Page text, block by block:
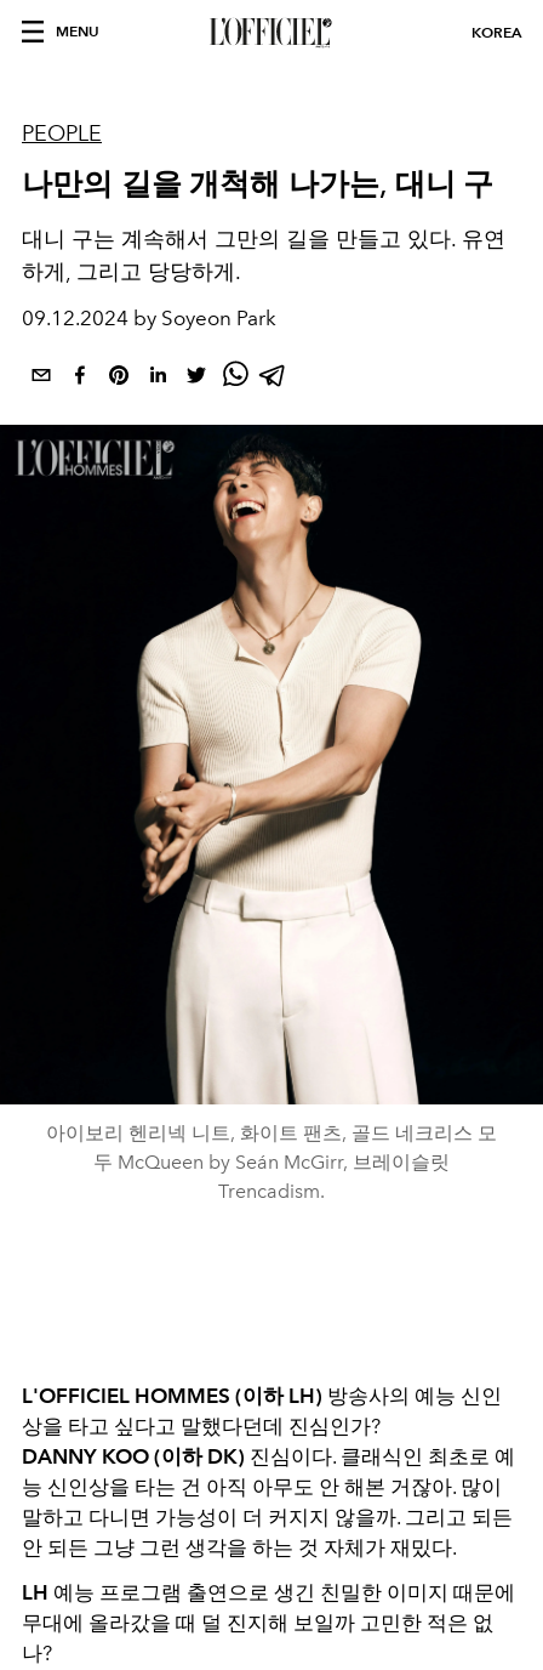
MENU KOREA
PEOPLE
나만의 길을 개척해 나가는, 대니 구
대니 구는 계속해서 그만의 길을 만들고 있다. 유연
하게, 그리고 당당하게.
09.12.2024 by Soyeon Park
아이보리 헨리넥 니트, 화이트 팬츠, 골드 네크리스 모
두 McQueen by Seán McGirr, 브레이슬릿
Trencadism.
L'OFFICIEL HOMMES (이하 LH) 방송사의 예능 신인
상을 타고 싶다고 말했다던데 진심인가?
DANNY KOO (이하 DK) 진심이다. 클래식인 최초로 예
능 신인상을 타는 건 아직 아무도 안 해본 거잖아. 많이
말하고 다니면 가능성이 더 커지지 않을까. 그리고 되든
안 되든 그냥 그런 생각을 하는 것 자체가 재밌다.
LH 예능 프로그램 출연으로 생긴 친밀한 이미지 때문에
무대에 올라갔을 때 덜 진지해 보일까 고민한 적은 없
나?